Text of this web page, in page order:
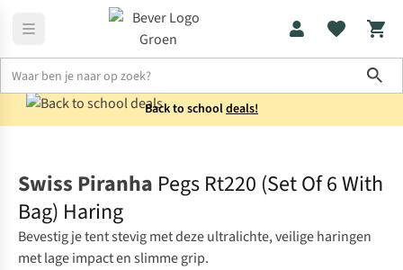
Back to schooldeals!
Swiss Piranha Pegs Rt220 (Set Of 6 With
Bag) Haring
Bevestig je tent stevig met deze ultralichte, veilige haringen
met lage impact en slimme grip.